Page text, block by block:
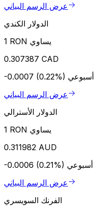
عرض الرسم البياني
الدولار الكندي
1 RON يساوي
0.307387 CAD
-0.0007 (0.22%) أسبوعي
عرض الرسم البياني
الدولار الأسترالي
1 RON يساوي
0.311982 AUD
-0.0006 (0.21%) أسبوعي
عرض الرسم البياني
الفرنك السويسري